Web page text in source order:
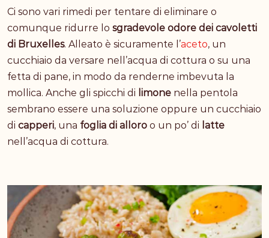
Ci sono vari rimedi per tentare di eliminare o
comunque ridurre lo sgradevole odore dei cavoletti
di Bruxelles. Alleato è sicuramente l’aceto, un
cucchiaio da versare nell’acqua di cottura o su una
fetta di pane, in modo da renderne imbevuta la
mollica. Anche gli spicchi di limone nella pentola
sembrano essere una soluzione oppure un cucchiaio
di capperi, una foglia di alloro o un po’ di latte
nell’acqua di cottura.